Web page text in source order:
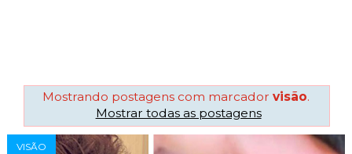
Mostrando postagens com marcador visão.
Mostrar todas as postagens
VISÃO